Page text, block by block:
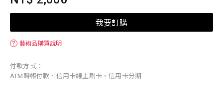
我要訂購
？ 藝術品購買說明
付款方式：
ATM轉帳付款、信用卡線上刷卡、信用卡分期